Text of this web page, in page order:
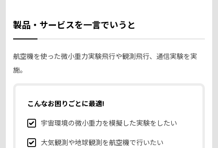
製品・サービスを一言でいうと
航空機を使った微小重力実験飛行や観測飛行、通信実験を実
施。
こんなお困りごとに最適!
宇宙環境の微小重力を模擬した実験をしたい
大気観測や地球観測を航空機で行いたい